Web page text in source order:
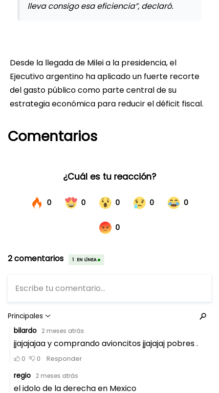
lleva consigo esa eficiencia”, declaró.
Desde la llegada de Milei a la presidencia, el
Ejecutivo argentino ha aplicado un fuerte recorte
del gasto público como parte central de su
estrategia económica para reducir el déficit fiscal.
Comentarios